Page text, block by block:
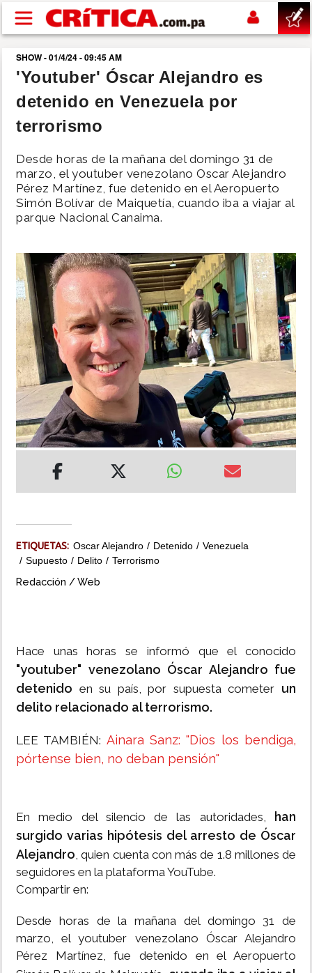
Pasar al contenido principal
buscar
SUCESOS
POLÍTICA
SHOW
DEPORTES
MUNDO
INSÓLITAS
MULTIMEDIA
IMPRESO
SHOW - 01/4/24 - 09:45 AM
'Youtuber' Óscar Alejandro es
detenido en Venezuela por
terrorismo
Desde horas de la mañana del domingo 31 de
marzo, el youtuber venezolano Oscar Alejandro
Pérez Martínez, fue detenido en el Aeropuerto
Simón Bolívar de Maiquetía, cuando iba a viajar al
parque Nacional Canaima.
ETIQUETAS: Oscar Alejandro Detenido
Venezuela
Supuesto
Delito Terrorismo
Redacción / Web
Hace unas horas se informó que el conocido
"youtuber" venezolano Óscar Alejandro fue
detenido en su país, por supuesta cometer un
delito relacionado al terrorismo.
LEE TAMBIÉN: Ainara Sanz: "Dios los bendiga,
pórtense bien, no deban pensión"
En medio del silencio de las autoridades,
han
surgido varias hipótesis del arresto de Óscar
Alejandro, quien cuenta con más de 1.8 millones de
seguidores en la plataforma YouTube.
Compartir en:
Desde horas de la mañana del domingo 31 de
marzo, el youtuber venezolano Óscar Alejandro
Pérez Martínez, fue detenido en el Aeropuerto